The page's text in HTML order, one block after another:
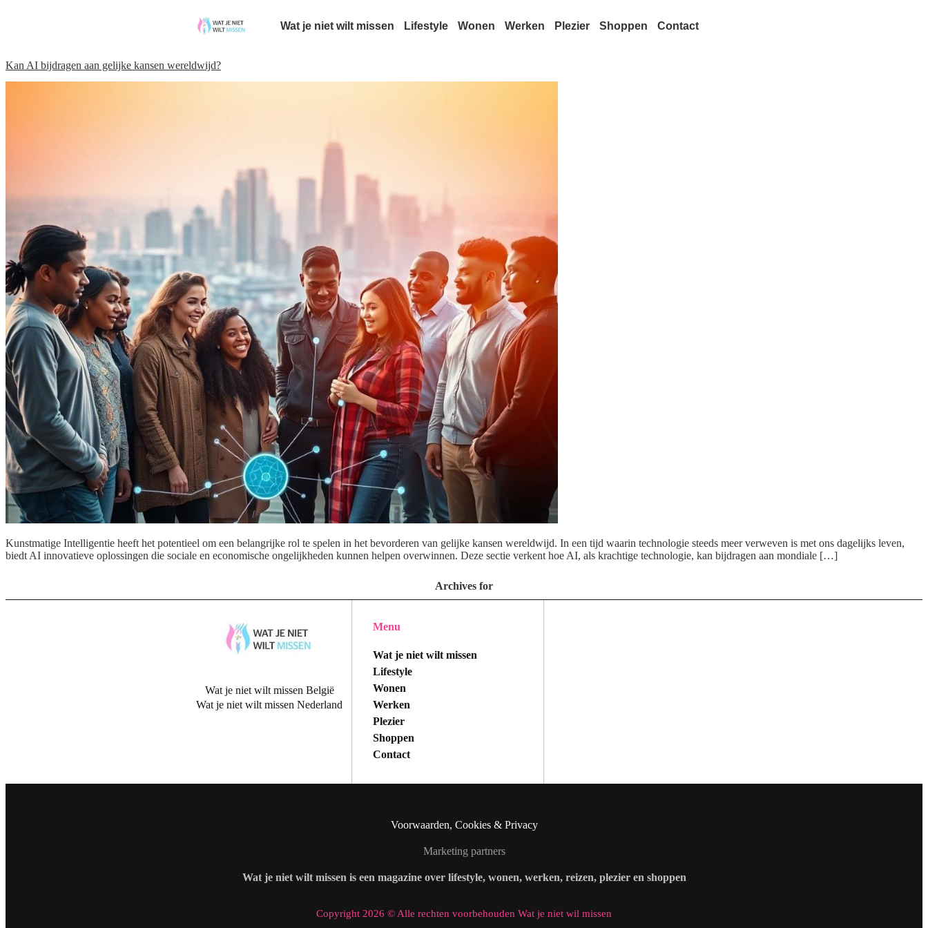
Wat je niet wilt missen Lifestyle Wonen Werken Plezier Shoppen Contact
Kan AI bijdragen aan gelijke kansen wereldwijd?
Kunstmatige Intelligentie heeft het potentieel om een belangrijke rol te spelen in het bevorderen van gelijke kansen wereldwijd. In een tijd waarin technologie steeds meer verweven is met ons dagelijks leven,
biedt AI innovatieve oplossingen die sociale en economische ongelijkheden kunnen helpen overwinnen. Deze sectie verkent hoe AI, als krachtige technologie, kan bijdragen aan mondiale […]
Archives for
Wat je niet wilt missen België
Wat je niet wilt missen Nederland
Menu
Wat je niet wilt missen
Lifestyle
Wonen
Werken
Plezier
Shoppen
Contact
Voorwaarden, Cookies & Privacy
Marketing partners
Wat je niet wilt missen is een magazine over lifestyle, wonen, werken, reizen, plezier en shoppen
Copyright 2026 © Alle rechten voorbehouden Wat je niet wil missen